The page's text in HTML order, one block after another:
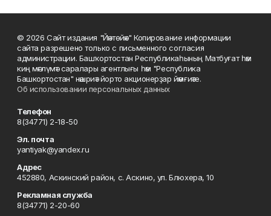
© 2026 Сайт издания "Йәнтөйәк" Копирование информации
сайта разрешено только с письменного согласия
администрации. Башҡортостан Республикаһының Матбуғат һәм
киң мәғлүмәт саралары агентлығы һәм "Республика
Башкортостан" нәшриәт йорто акционерҙар йәмғиәте.
Об использовании персональных данных
Телефон
8(34771) 2-18-50
Эл. почта
yantiyak@yandex.ru
Адрес
452880, Аскинский район, с. Аскино, ул. Блюхера, 10
Рекламная служба
8(34771) 2-20-60